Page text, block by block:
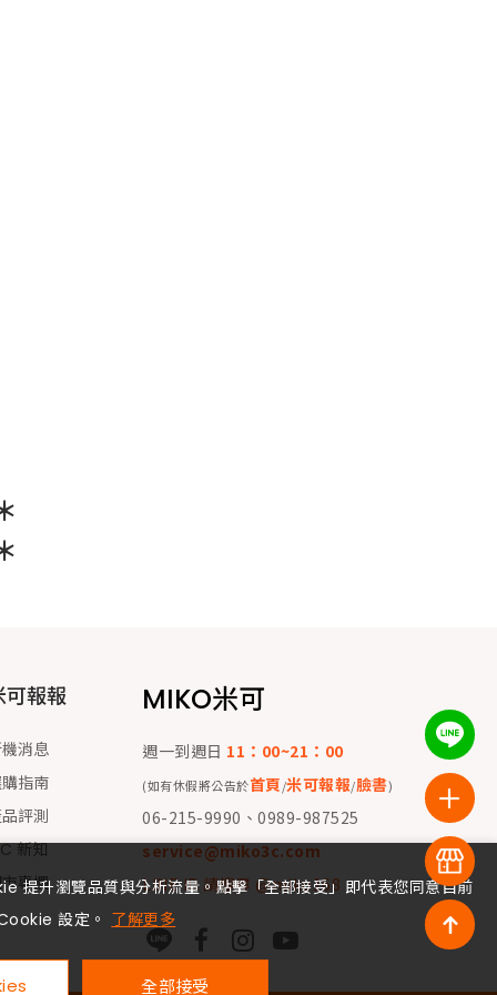
可報報
消息
指南
評測
新知
專欄
MIKO米可
週一到週日 11：00~21：00
(如有休假將公告於首頁/米可報報/臉書)
06-215-9990、0989-987525
service@miko3c.com
LINE ID 請搜尋 @miko168
提升瀏覽品質與分析流量。點擊「全部接受」即代表您同意目前
設定。 了解更多
全部接受